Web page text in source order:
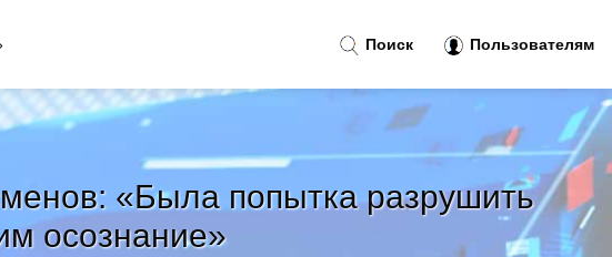
«Была попытка разрушить
осознание»
Поиск Пользователям